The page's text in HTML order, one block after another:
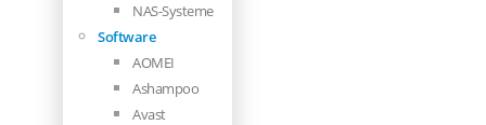
NAS-Systeme
Software
AOMEI
Ashampoo
Avast